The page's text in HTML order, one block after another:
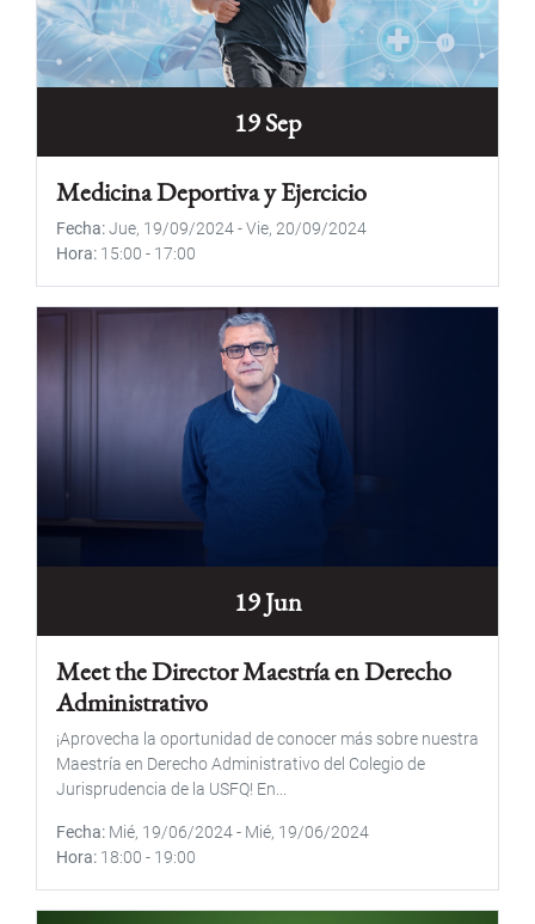
19 Sep
Medicina Deportiva y Ejercicio
Fecha Jue, 19/09/2024-Vie, 20/09/2024
Hora 15:00 - 17:00
19 Jun
Meet the Director Maestría en Derecho
Administrativo
¡Aprovecha la oportunidad de conocer más sobre nuestra
Maestría en Derecho Administrativo del Colegio de
Jurisprudencia de la USFQ! En...
Fecha Mié, 19/06/2024- Mié, 19/06/2024
Hora 18:00 - 19:00